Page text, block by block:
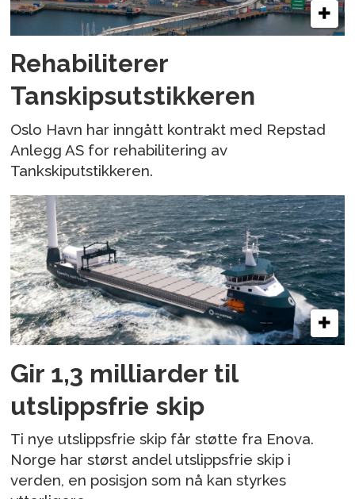
Rehabiliterer
Tanskipsutstikkeren
Oslo Havn har inngått kontrakt med Repstad
Anlegg AS for rehabilitering av
Tankskiputstikkeren.
Gir 1,3 milliarder til
utslippsfrie skip
Ti nye utslippsfrie skip får støtte fra Enova.
Norge har størst andel utslippsfrie skip i
verden, en posisjon som nå kan styrkes